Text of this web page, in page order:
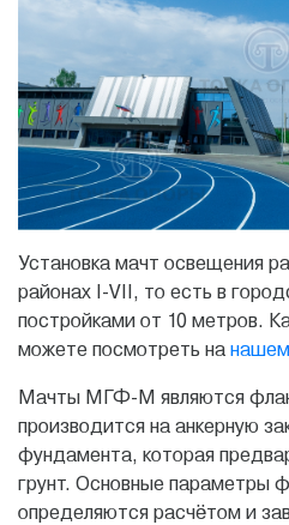
Установка мачт освещения
районах I-VII, то есть в
постройками от 10 метров.
можете посмотреть на
Мачты МГФ-М являются
производится на анкерную
фундамента, которая
грунт. Основные параметры
определяются расчётом и